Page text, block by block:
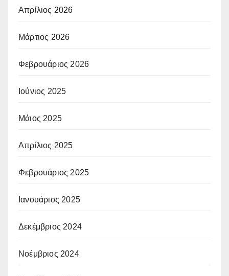
Απρίλιος 2026
Μάρτιος 2026
Φεβρουάριος 2026
Ιούνιος 2025
Μάιος 2025
Απρίλιος 2025
Φεβρουάριος 2025
Ιανουάριος 2025
Δεκέμβριος 2024
Νοέμβριος 2024